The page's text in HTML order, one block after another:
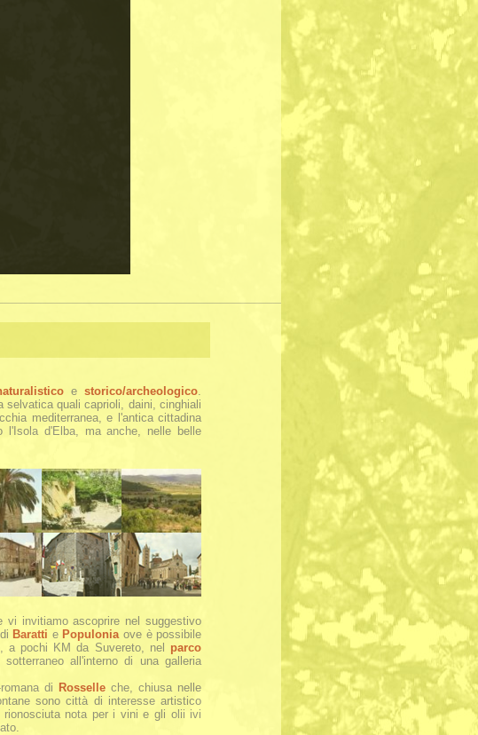
estorico/archeologico
selvatica quali caprioli, daini, cinghiali
mediterranea, e l'antica cittadina
d'Elba, ma anche, nelle belle
vi invitiamo ascoprire nel suggestivo
di Baratti ePopulonia ove è possibile
a pochi KM da Suvereto, nel parco
all'interno di una galleria
di Rosselle che, chiusa nelle
sono città di interesse artistico
rionosciuta nota per i vini e gli olii ivi